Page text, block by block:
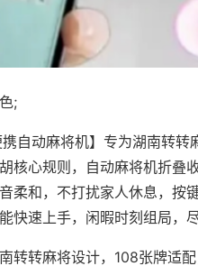
;
携自动麻将机】专为湖南转
核心规则，自动麻将机折叠
柔和，不打扰家人休息，按
快速上手，闲暇时刻组局，
转转麻将设计，108张牌适